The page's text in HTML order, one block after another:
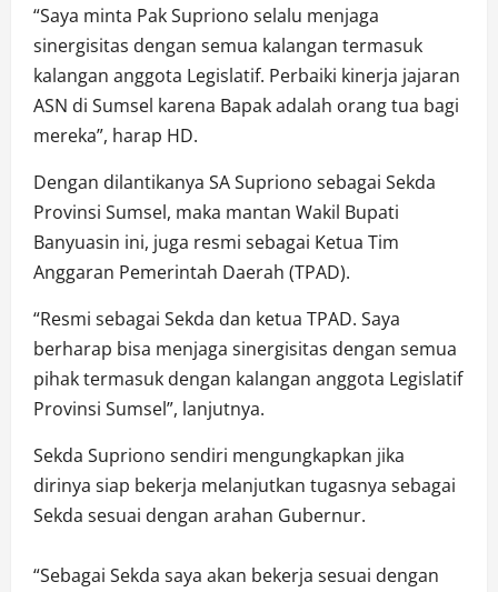
“Saya minta Pak Supriono selalu menjaga
sinergisitas dengan semua kalangan termasuk
kalangan anggota Legislatif. Perbaiki kinerja jajaran
ASN di Sumsel karena Bapak adalah orang tua bagi
mereka”, harap HD.
Dengan dilantikanya SA Supriono sebagai Sekda
Provinsi Sumsel, maka mantan Wakil Bupati
Banyuasin ini, juga resmi sebagai Ketua Tim
Anggaran Pemerintah Daerah (TPAD).
“Resmi sebagai Sekda dan ketua TPAD. Saya
berharap bisa menjaga sinergisitas dengan semua
pihak termasuk dengan kalangan anggota Legislatif
Provinsi Sumsel”, lanjutnya.
Sekda Supriono sendiri mengungkapkan jika
dirinya siap bekerja melanjutkan tugasnya sebagai
Sekda sesuai dengan arahan Gubernur.
“Sebagai Sekda saya akan bekerja sesuai dengan